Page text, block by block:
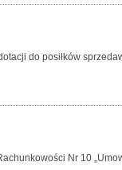
do posiłków
Nr 10